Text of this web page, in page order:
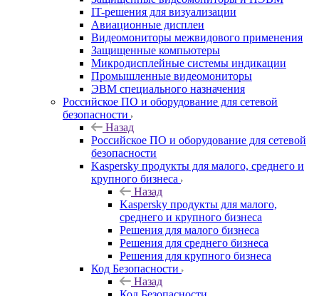
IT-решения для визуализации
Авиационные дисплеи
Видеомониторы межвидового применения
Защищенные компьютеры
Микродисплейные системы индикации
Промышленные видеомониторы
ЭВМ специального назначения
Российское ПО и оборудование для сетевой
безопасности
Назад
Российское ПО и оборудование для сетевой
безопасности
Kaspersky продукты для малого, среднего и
крупного бизнеса
Назад
Kaspersky продукты для малого,
среднего и крупного бизнеса
Решения для малого бизнеса
Решения для среднего бизнеса
Решения для крупного бизнеса
Код Безопасности
Назад